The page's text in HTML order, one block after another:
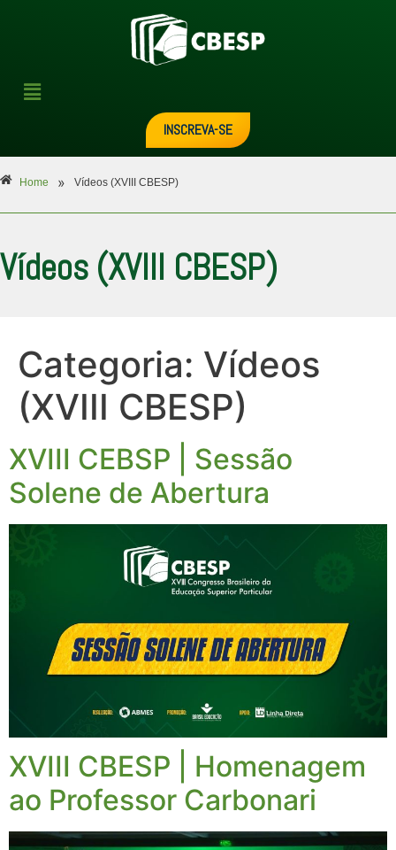
INSCREVA-SE
Home » Vídeos (XVIII CBESP)
Vídeos (XVIII CBESP)
Categoria: Vídeos
(XVIII CBESP)
XVIII CEBSP | Sessão
Solene de Abertura
XVIII CBESP | Homenagem
ao Professor Carbonari